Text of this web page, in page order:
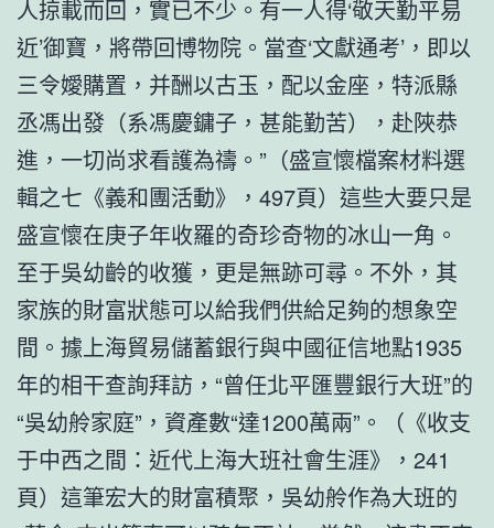
人掠載而回，實已不少。有一人得‘敬天勤平易
近’御寶，將帶回博物院。當查‘文獻通考’，即以
三令嬡購置，并酬以古玉，配以金座，特派縣
丞馮出發（系馮慶鏞子，甚能勤苦），赴陜恭
進，一切尚求看護為禱。”（盛宣懷檔案材料選
輯之七《義和團活動》，497頁）這些大要只是
盛宣懷在庚子年收羅的奇珍奇物的冰山一角。
至于吳幼齡的收獲，更是無跡可尋。不外，其
家族的財富狀態可以給我們供給足夠的想象空
間。據上海貿易儲蓄銀行與中國征信地點1935
年的相干查詢拜訪，“曾任北平匯豐銀行大班”的
“吳幼舲家庭”，資產數“達1200萬兩”。（《收支
于中西之間：近代上海大班社會生涯》，241
頁）這筆宏大的財富積聚，吳幼舲作為大班的